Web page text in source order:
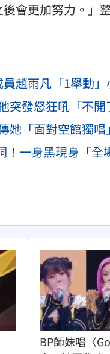
會更加努力。」
員趙雨凡「1舉動
突發怒狂吼「不
她「面對空館獨
！一身黑現身「
BP師妹唱〈